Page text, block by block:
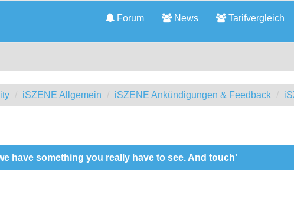
Forum News Tarifvergleich
iSZENE Allgemein iSZENE Ankündigungen & Feedback
have something you really have to see. And touch'